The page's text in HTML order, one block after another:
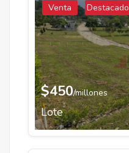
Venta Destacado
$450/millones
Lote